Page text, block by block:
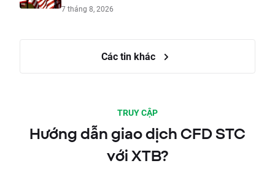
7 tháng 8, 2026
Các tin khác
TRUY CẬP
Hướng dẫn giao dịch CFD STC
với XTB?